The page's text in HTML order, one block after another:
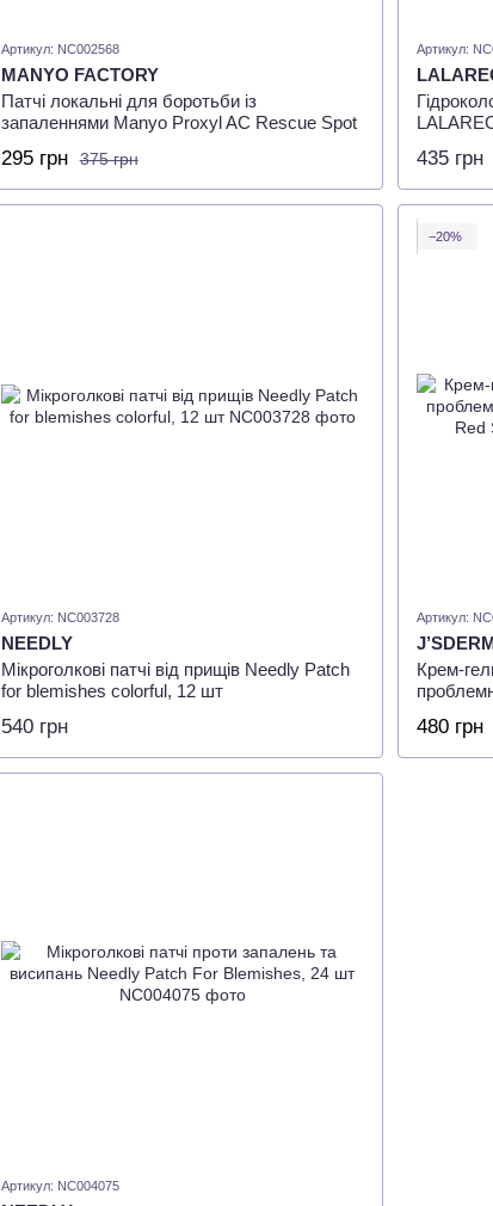
Артикул: NC002568
MANYO FACTORY
Патчі локальні для боротьби із
запаленнями Manyo Proxyl AC Rescue Spot
375 грн
295 грн
Артикул:
435 грн
Артикул: NC003728
NEEDLY
Мікроголкові патчі від прищів Needly Patch
for blemishes colorful, 12 шт
540 грн
−20%
Артикул:
Крем-
480 грн
Артикул: NC004075